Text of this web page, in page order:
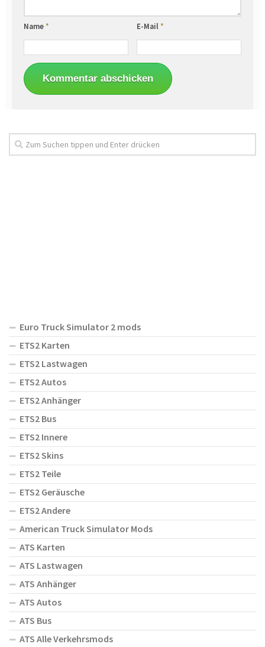
Name* E-Mail*
Euro Truck Simulator 2 mods
ETS2 Karten
ETS2 Lastwagen
ETS2 Autos
ETS2 Anhänger
ETS2 Bus
ETS2 Innere
ETS2 Skins
ETS2 Teile
ETS2 Geräusche
ETS2 Andere
American Truck Simulator Mods
ATS Karten
ATS Lastwagen
ATS Anhänger
ATS Autos
ATS Bus
ATS Alle Verkehrsmods